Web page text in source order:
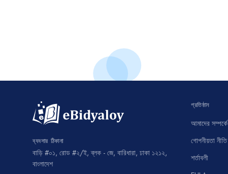
ব্যবসার ঠিকানা
বাড়ি #০১, রোড #২/ই, ব্লক - জে, বারিধারা, ঢাকা ১২১২,
বাংলাদেশ
প্রতিষ্ঠান
আমাদের সম্পর্কে
গোপনীয়তা নীতি
শর্তাবলী